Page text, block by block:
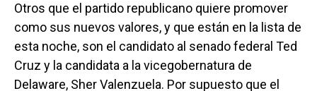
Otros que el partido republicano quiere promover
como sus nuevos valores, y que están en la lista de
esta noche, son el candidato al senado federal Ted
Cruz y la candidata a la vicegobernatura de
Delaware, Sher Valenzuela. Por supuesto que el